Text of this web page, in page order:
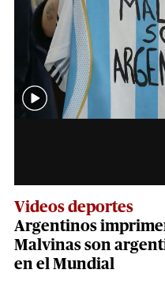
Videos deportes
Argentinos
Malvinas son
en el Mundial